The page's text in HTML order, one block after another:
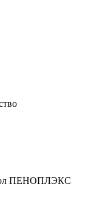
ПЕНОПЛЭКС